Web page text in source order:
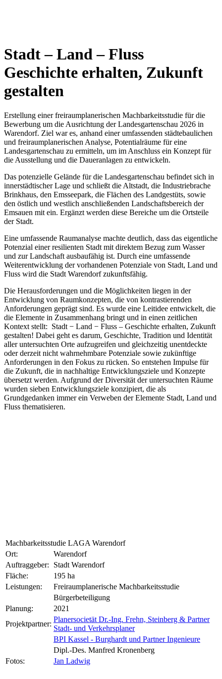
Stadt – Land – Fluss
Geschichte erhalten, Zukunft
gestalten
Erstellung einer freiraumplanerischen Machbarkeitsstudie für die
Bewerbung um die Ausrichtung der Landesgartenschau 2026 in
Warendorf. Ziel war es, anhand einer umfassenden städtebaulichen
und freiraumplanerischen Analyse, Potentialräume für eine
Landesgartenschau zu ermitteln, um im Anschluss ein Konzept für
die Ausstellung und die Daueranlagen zu entwickeln.
Das potenzielle Gelände für die Landesgartenschau befindet sich in
innerstädtischer Lage und schließt die Altstadt, die Industriebrache
Brinkhaus, den Emsseepark, die Flächen des Landgestüts, sowie
den östlich und westlich anschließenden Landschaftsbereich der
Emsauen mit ein. Ergänzt werden diese Bereiche um die Ortsteile
der Stadt.
Eine umfassende Raumanalyse machte deutlich, dass das eigentliche
Potenzial einer resilienten Stadt mit direktem Bezug zum Wasser
und zur Landschaft ausbaufähig ist. Durch eine umfassende
Weiterentwicklung der vorhandenen Potenziale von Stadt, Land und
Fluss wird die Stadt Warendorf zukunftsfähig.
Die Herausforderungen und die Möglichkeiten liegen in der
Entwicklung von Raumkonzepten, die von kontrastierenden
Anforderungen geprägt sind. Es wurde eine Leitidee entwickelt, die
die Elemente in Zusammenhang bringt und in einen zeitlichen
Kontext stellt: Stadt − Land − Fluss – Geschichte erhalten, Zukunft
gestalten! Dabei geht es darum, Geschichte, Tradition und Identität
aller untersuchten Orte aufzugreifen und gleichzeitig unentdeckte
oder derzeit nicht wahrnehmbare Potenziale sowie zukünftige
Anforderungen in den Fokus zu rücken. So entstehen Impulse für
die Zukunft, die in nachhaltige Entwicklungsziele und Konzepte
übersetzt werden. Aufgrund der Diversität der untersuchten Räume
wurden sieben Entwicklungsziele konzipiert, die als
Grundgedanken immer ein Verweben der Elemente Stadt, Land und
Fluss thematisieren.
Machbarkeitsstudie LAGA Warendorf
Ort:
Warendorf
Auftraggeber:
Stadt Warendorf
Fläche:
195 ha
Leistungen:
Freiraumplanerische Machbarkeitsstudie
Bürgerbeteiligung
Planung:
2021
Projektpartner:
Planersocietät Dr.-Ing. Frehn, Steinberg & Partner
Stadt- und Verkehrsplaner
BPI Kassel - Burghardt und Partner Ingenieure
Dipl.-Des. Manfred Kronenberg
Fotos:
Jan Ladwig